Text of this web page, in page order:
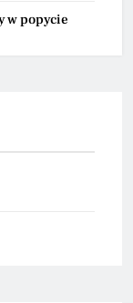
w popycie